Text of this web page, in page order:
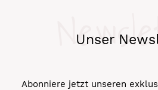
Unser
Abonniere jetzt unseren